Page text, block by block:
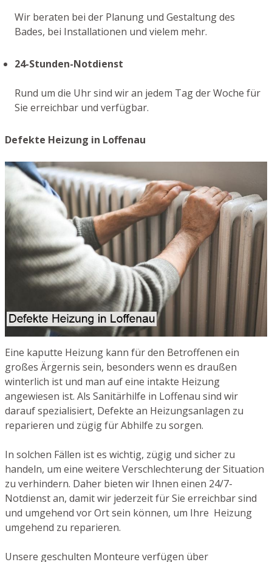
Wir beraten bei der Planung und Gestaltung des
Bades, bei Installationen und vielem mehr.
24-Stunden-Notdienst
Rund um die Uhr sind wir an jedem Tag der Woche für
Sie erreichbar und verfügbar.
Defekte Heizung in Loffenau
Eine kaputte Heizung kann für den Betroffenen ein
großes Ärgernis sein, besonders wenn es draußen
winterlich ist und man auf eine intakte Heizung
angewiesen ist. Als Sanitärhilfe in Loffenau sind wir
darauf spezialisiert, Defekte an Heizungsanlagen zu
reparieren und zügig für Abhilfe zu sorgen.
In solchen Fällen ist es wichtig, zügig und sicher zu
handeln, um eine weitere Verschlechterung der Situation
zu verhindern. Daher bieten wir Ihnen einen 24/7-
Notdienst an, damit wir jederzeit für Sie erreichbar sind
und umgehend vor Ort sein können, um Ihre Heizung
umgehend zu reparieren.
Unsere geschulten Monteure verfügen über